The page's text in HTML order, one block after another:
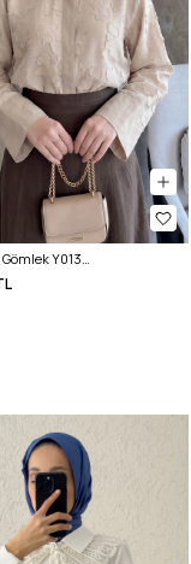
Garnili Midi Gömlek Y0138 - TAŞ RENGİ